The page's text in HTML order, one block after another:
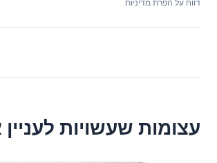
דווח על הפרת מדיניות
עצומות שעשויות